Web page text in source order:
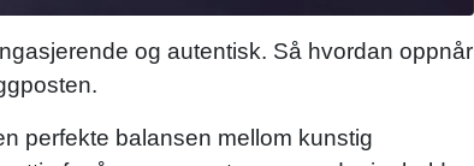
og autentisk. Så hvordan oppnår
perfekte balansen mellom kunstig